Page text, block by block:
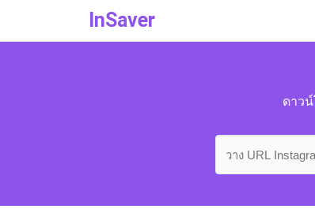
InSaver
ดาว